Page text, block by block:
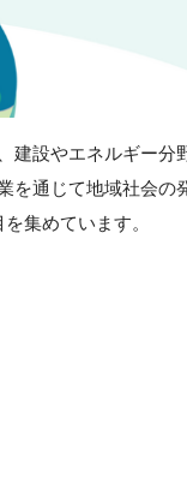
建設やエネルギー分
を通じて地域社会の
集めています。